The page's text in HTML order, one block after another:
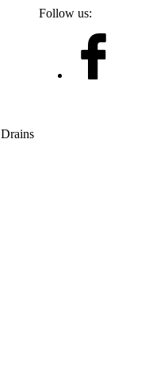
Follow us:
Drains